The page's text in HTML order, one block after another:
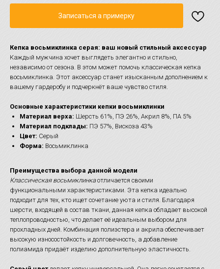
Записаться а примерку
Кепка восьмиклинка серая: ваш новый стильный аксессуар
Каждый мужчина хочет выглядеть элегантно и стильно,
независимо от сезона. В этом может помочь классическая кепка
восьмиклинка. Этот аксессуар станет изысканным дополнением к
вашему гардеробу и подчеркнёт ваше чувство стиля.
Основные характеристики кепки восьмиклинки
Материал верха: Шерсть 61%, ПЭ 26%, Акрил 8%, ПА 5%
Материал подклады: ПЭ 57%, Вискоза 43%
Цвет: Серый
Форма: Восьмиклинка
Преимущества выбора данной модели
Классическая восьмиклинкаотличается своими
функциональными характеристиками. Эта кепка идеально
подходит для тех, кто ищет сочетание уюта и стиля. Благодаря
шерсти, входящей в состав ткани, данная кепка обладает высокой
теплопроводностью, что делает её идеальным выбором для
прохладных дней. Комбинация полиэстера и акрила обеспечивает
высокую износостойкость и долговечность, а добавление
полиамида придаёт изделию дополнительную эластичность.